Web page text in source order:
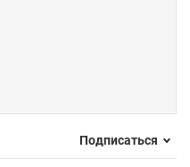
Подписаться